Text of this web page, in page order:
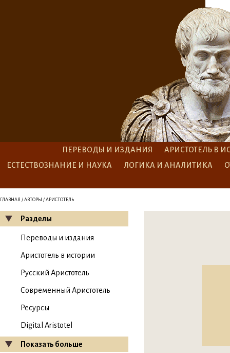
ПЕРЕВОДЫ И ИЗДАНИЯ
АРИСТОТЕЛЬ В
ЕСТЕСТВОЗНАНИЕ И НАУКА
ЛОГИКА И АНАЛИТИКА
ГЛАВНАЯ / АВТОРЫ / АРИСТОТЕЛЬ
Разделы
Переводы и издания
Аристотель в истории
Русский Аристотель
Современный Аристотель
Ресурсы
Digital Aristotel
Показать больше